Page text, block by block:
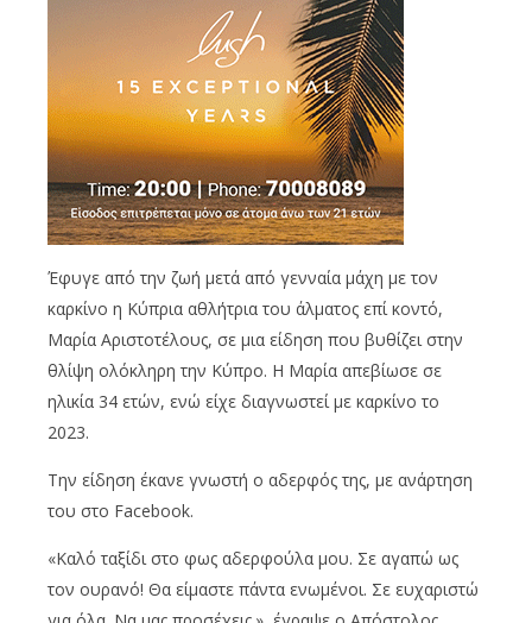
Έφυγε από την ζωή μετά από γενναία μάχη με τον
καρκίνο η Κύπρια αθλήτρια του άλματος επί κοντό,
Μαρία Αριστοτέλους, σε μια είδηση που βυθίζει στην
θλίψη ολόκληρη την Κύπρο. Η Μαρία απεβίωσε σε
ηλικία 34 ετών, ενώ είχε διαγνωστεί με καρκίνο το
2023.
Την είδηση έκανε γνωστή ο αδερφός της, με ανάρτηση
του στο Facebook.
«Καλό ταξίδι στο φως αδερφούλα μου. Σε αγαπώ ως
τον ουρανό! Θα είμαστε πάντα ενωμένοι. Σε ευχαριστώ